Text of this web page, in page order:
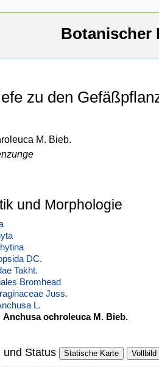
Botanischer
zu den
M. Bieb.
und Morphologie
DC.
Takht.
Bromhead
Juss.
L.
Anchusa ochroleuca M. Bieb.
und Status Statische Karte Vollbild